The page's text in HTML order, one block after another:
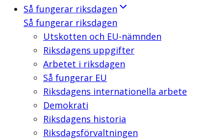
Så fungerar riksdagen
Så fungerar riksdagen
Utskotten och EU-nämnden
Riksdagens uppgifter
Arbetet i riksdagen
Så fungerar EU
Riksdagens internationella arbete
Demokrati
Riksdagens historia
Riksdagsförvaltningen